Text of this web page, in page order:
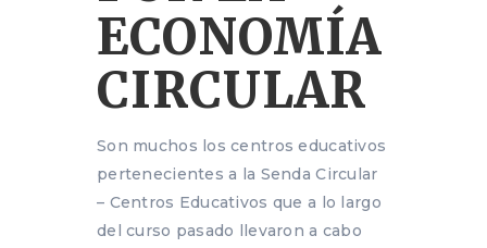
ECONOMÍA
CIRCULAR
Son muchos los centros educativos
pertenecientes a la Senda Circular
– Centros Educativos que a lo largo
del curso pasado llevaron a cabo